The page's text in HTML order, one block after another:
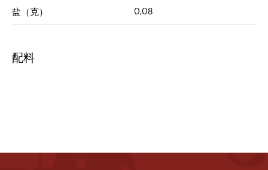
盐（克） 0,08
配料